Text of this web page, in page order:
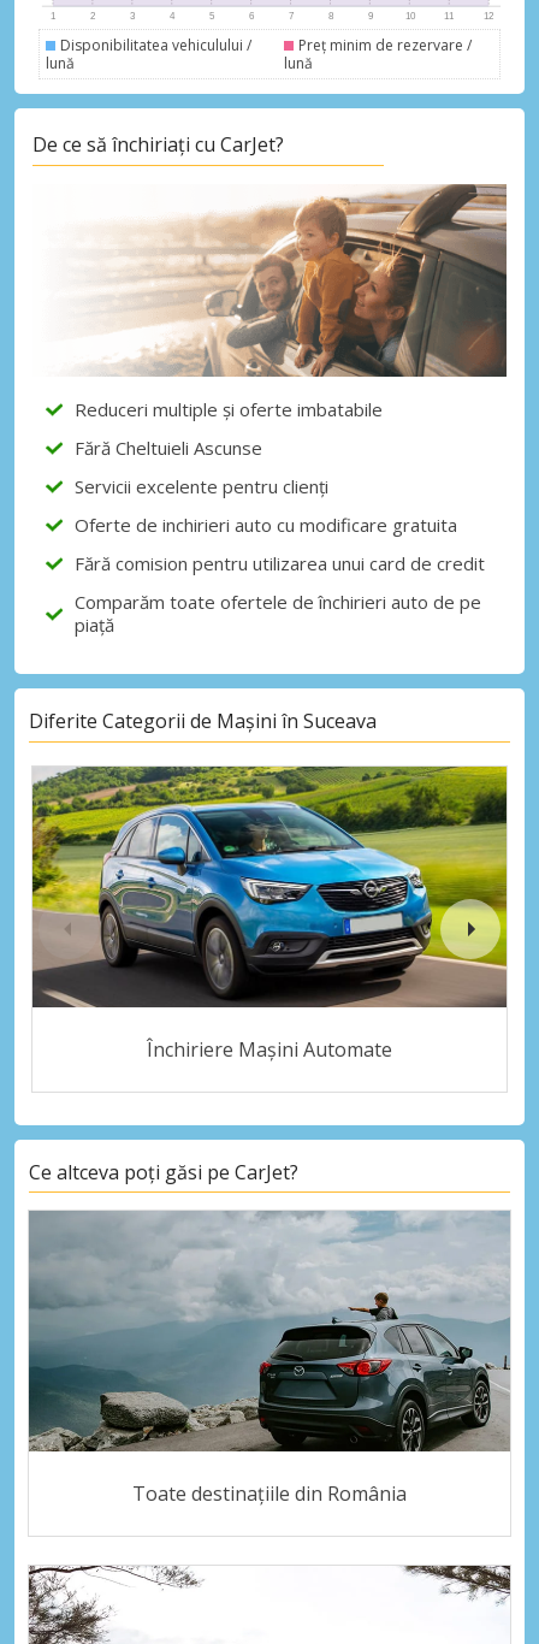
Disponibilitatea vehiculului /
lună
Preț minim de rezervare /
lună
De ce să închiriați cu CarJet?
Reduceri multiple și oferte imbatabile
Fără Cheltuieli Ascunse
Servicii excelente pentru clienți
Oferte de inchirieri auto cu modificare gratuita
Fără comision pentru utilizarea unui card de credit
Comparăm toate ofertele de închirieri auto de pe
piață
Diferite Categorii de Mașini în Suceava
Închiriere Mașini Automate
Ce altceva poți găsi pe CarJet?
Toate destinațiile din România